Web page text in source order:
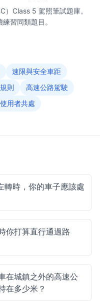
）Class 5 駕照筆試題庫。
習同類題目。
速限與安全車距
則
高速公路駕駛
用者共處
轉時，你的車子應該處
你打算直行通過路
在城鎮之外的高速公
在多少米？